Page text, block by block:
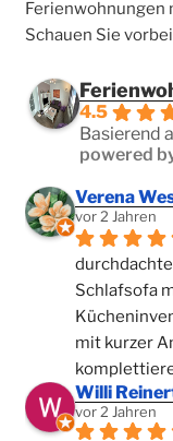
Ferienwohnungen
Schauen Sie
4.5
Basierend
powered
Verena
vor 2 Jahren
Schlafsofa
mit kurzer
Willi
vor 2 Jahren